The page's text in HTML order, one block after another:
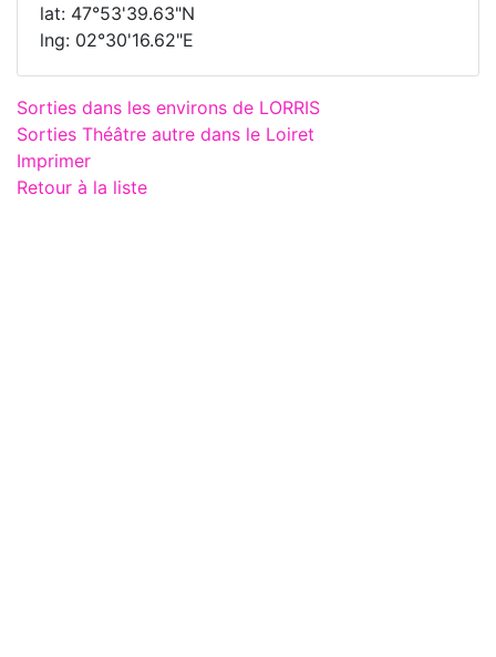
lat: 47°53'39.63"N
lng: 02°30'16.62"E
Sorties dans les environs de LORRIS
Sorties Théâtre autre dans le Loiret
Imprimer
Retour à la liste